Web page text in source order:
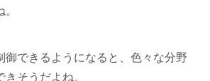
御できるようになると、色々な分野
きそうだよね。